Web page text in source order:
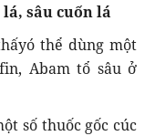
sâu cuốn lá
thể dùng một
Abam tổ sâu ở
số thuốc gốc cúc